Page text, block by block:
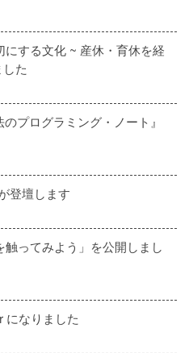
にする文化 ~ 産休・育休を経
た
プログラミング・ノート』
登壇します
触ってみよう」を公開しまし
なりました